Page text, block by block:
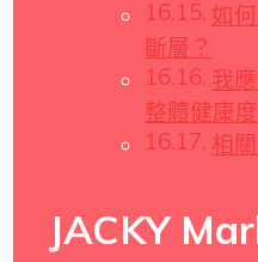
如
斷層？
我
整體健康
相
JACKY